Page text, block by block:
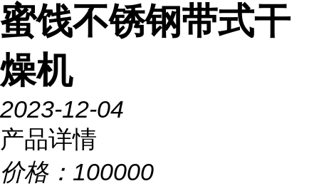
蜜饯不锈钢带式干
燥机
2023-12-04
产品详情
价格： 100000